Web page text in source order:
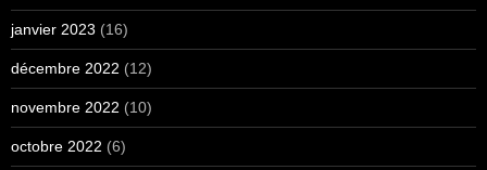
janvier 2023 (16)
décembre 2022 (12)
novembre 2022 (10)
octobre 2022 (6)